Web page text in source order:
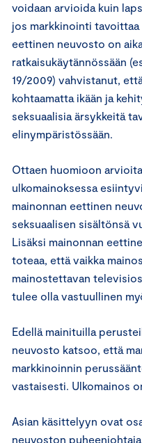
voidaan arvioida kuin
jos markkinointi
eettinen neuvosto on
ratkaisukäytännössään
19/2009) vahvistanut,
kohtaamatta ikään ja
seksuaalisia ärsykkeitä
elinympäristössään.
Ottaen huomioon
ulkomainoksessa
mainonnan eettinen
seksuaalisen sisältönsä
Lisäksi mainonnan
toteaa, että vaikka
mainostettavan
tulee olla vastuullinen
Edellä mainituilla
neuvosto katsoo, että
markkinoinnin
vastaisesti. Ulkomainos
Asian käsittelyyn ovat
neuvoston